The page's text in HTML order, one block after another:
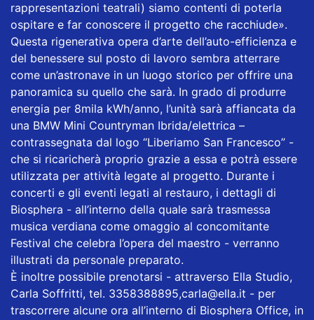
rappresentazioni teatrali) siamo contenti di poterla
ospitare e far conoscere il progetto che racchiude».
Questa rigenerativa opera d’arte dell’auto-efficienza e
del benessere sul posto di lavoro sembra atterrare
come un’astronave in un luogo storico per offrire una
panoramica su quello che sarà. In grado di produrre
energia per 8mila kWh/anno, l’unità sarà affiancata da
una BMW Mini Countryman Ibrida/elettrica –
contrassegnata dal logo “Liberiamo San Francesco” -
che si ricaricherà proprio grazie a essa e potrà essere
utilizzata per attività legate al progetto. Durante i
concerti e gli eventi legati al restauro, i dettagli di
Biosphera - all’interno della quale sarà trasmessa
musica verdiana come omaggio al concomitante
Festival che celebra l’opera del maestro - verranno
illustrati da personale preparato.
È inoltre possibile prenotarsi - attraverso Ella Studio,
Carla Soffritti, tel. 3358388895,carla@ella.it - per
trascorrere alcune ora all’interno di Biosphera Office, in